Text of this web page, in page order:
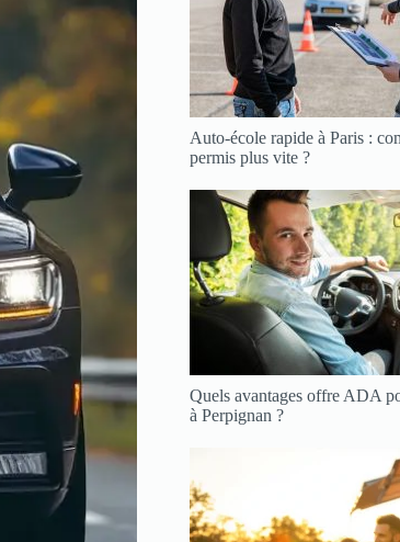
Auto-école rapide à Paris :
permis plus vite ?
Quels avantages offre ADA
à Perpignan ?